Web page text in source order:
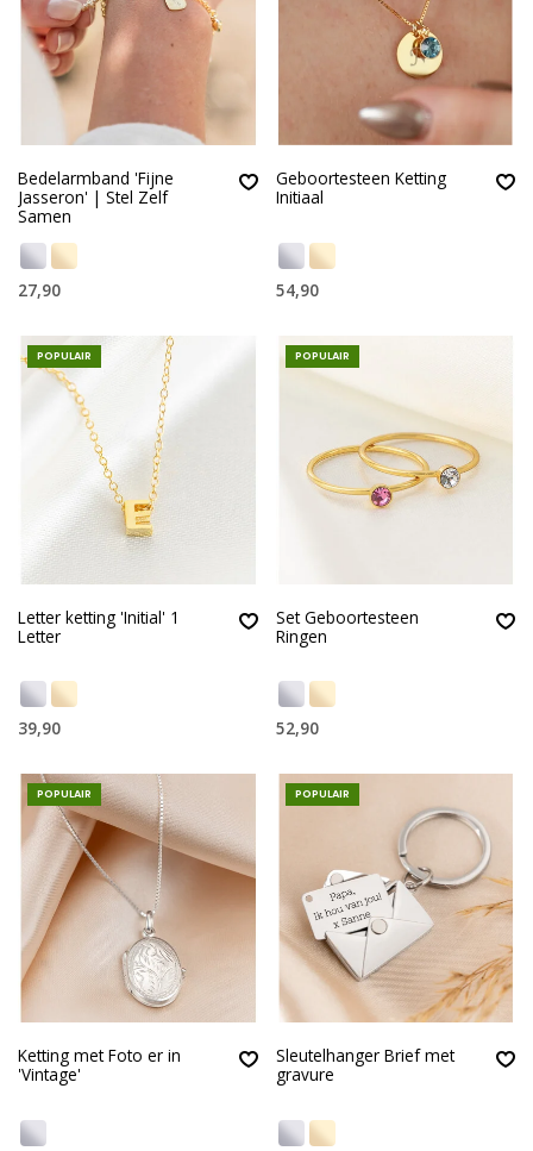
Bedelarmband 'Fijne
Jasseron' | Stel Zelf
Samen
27,90
Geboortesteen Ketting
Initiaal
54,90
POPULAIR
Letter ketting 'Initial' 1
Letter
39,90
POPULAIR
Set Geboortesteen
Ringen
52,90
POPULAIR
Ketting met Foto er in
'Vintage'
POPULAIR
Sleutelhanger Brief met
gravure